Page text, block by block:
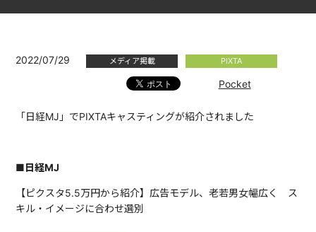
2022/07/29 メディア掲載 PIXTA
Pocket
「日経MJ」でPIXTAキャスティングが紹介されました
■日経MJ
【ピクスタ5.5万円から紹介】広告モデル、老若男女幅広く ス
キル・イメージに合わせ選別